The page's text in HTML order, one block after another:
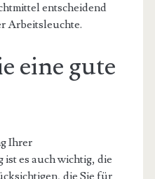
entscheidend
Arbeitsleuchte.
eine gute
Ihrer
es auch wichtig, die